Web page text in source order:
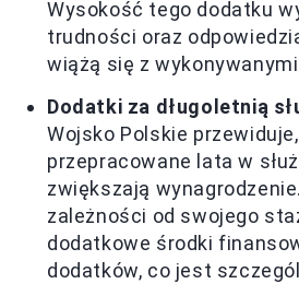
Wysokość tego dodatku
trudności oraz
wiążą się z
Dodatki za długoletnią
Wojsko Polskie
przepracowane lata w
zwiększają
zależności od swojego
dodatkowe środki
dodatków, co jest